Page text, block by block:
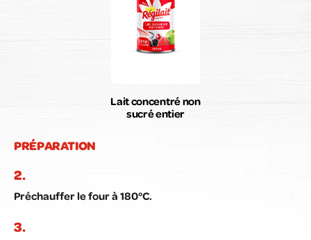
Lait concentré non
sucré entier
PRÉPARATION
Préchauffer le four à 180°C.